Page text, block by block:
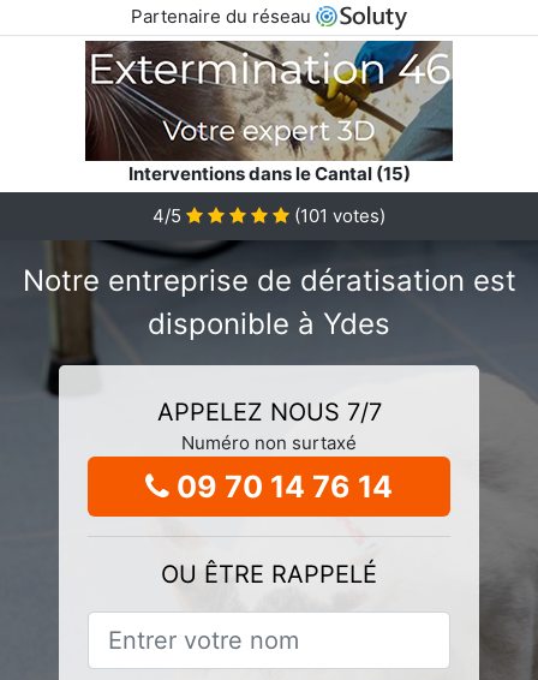
Partenaire du réseau
Interventions dans le Cantal (15)
4/5
(101 votes)
Notre entreprise de dératisation est
disponible à Ydes
APPELEZ NOUS 7/7
Numéro non surtaxé
09 70 14 76 14
OU ÊTRE RAPPELÉ